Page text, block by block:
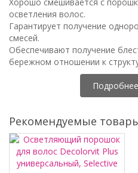
осветления волос.
Гарантирует получение
смесей.
Обеспечивают получение
бережном отношении к
Рекомендуемые